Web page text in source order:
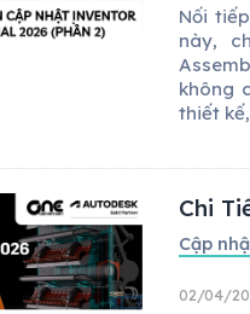
Nối
này,
không
thiết
Chi
Cập
02/04/